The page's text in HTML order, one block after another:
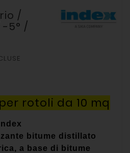
/
-5° /
rotoli da 10 mq
bitume distillato
a base di bitume